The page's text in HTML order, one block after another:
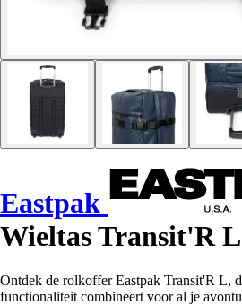
Eastpak
Wieltas Transit'R L
Ontdek de rolkoffer Eastpak Transit'R L,
functionaliteit combineert voor al je